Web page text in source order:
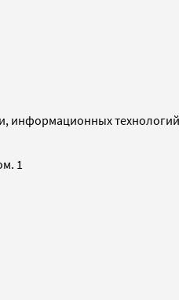
информационных
1